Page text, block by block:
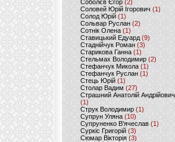
Соболєв Єгор(2)
Соловей Юрій Ігорович (1)
Солод Юрій (1)
Сольвар Руслан (2)
Сотнік Олена(1)
Ставицький Едуард (9)
Стаднійчук Роман(3)
Старикова Ганна (1)
Стельмах Володимир(2)
Стефанчук Микола (1)
Стефанчук Руслан (1)
Стець Юрій (1)
Столар Вадим(27)
Страшний Анатолій Андрійович
(1)
Струк Володимир (1)
Супрун Уляна (10)
Супруненко В'ячеслав (1)
Суркіс Григорій (3)
Сюмар Вікторія (3)